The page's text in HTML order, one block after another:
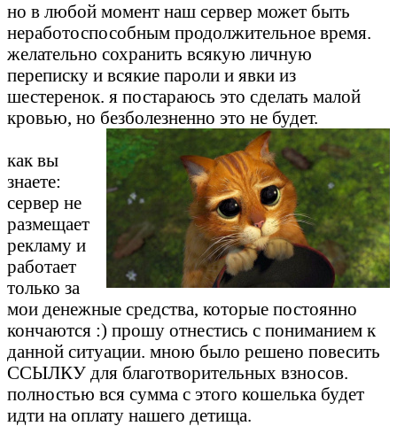
но в любой момент наш сервер может быть
неработоспособным продолжительное время.
желательно сохранить всякую личную
переписку и всякие пароли и явки из
шестеренок. я постараюсь это сделать малой
кровью, но безболезненно это не будет.
как вы
знаете:
сервер не
размещает
рекламу и
работает
только за
мои денежные средства, которые постоянно
кончаются :) прошу отнестись с пониманием к
данной ситуации. мною было решено повесить
ССЫЛКУ для благотворительных взносов.
полностью вся сумма с этого кошелька будет
идти на оплату нашего детища.